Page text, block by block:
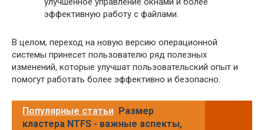
эффективную работу с файлами.
В целом, переход на новую версию операционной
системы принесет пользователю ряд полезных
изменений, которые улучшат пользовательский опыт и
помогут работать более эффективно и безопасно.
Популярные статьи Размер
кластера NTFS - важные аспекты,